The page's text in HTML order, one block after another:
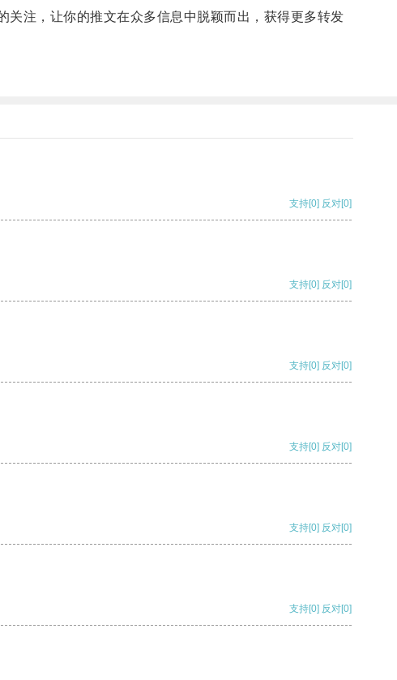
注，让你的推文在众多信息中脱颖而出，获得更多转发
支持[0] 反对[0]
支持[0] 反对[0]
支持[0] 反对[0]
支持[0] 反对[0]
支持[0] 反对[0]
支持[0] 反对[0]